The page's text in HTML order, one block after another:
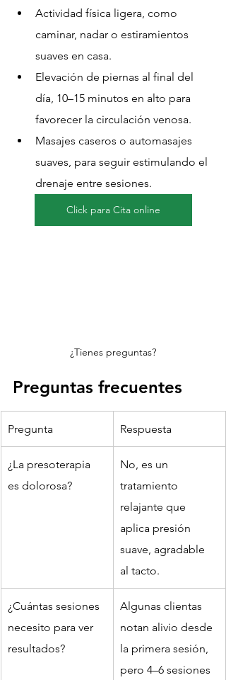
Actividad física ligera, como
caminar, nadar o estiramientos
suaves en casa.
Elevación de piernas al final del
día, 10–15 minutos en alto para
favorecer la circulación venosa.
Masajes caseros o automasajes
suaves, para seguir estimulando el
drenaje entre sesiones.
Click para Cita online
¿Tienes preguntas?
Preguntas frecuentes
Pregunta Respuesta
¿La presoterapia
es dolorosa?
No, es un
tratamiento
relajante que
aplica presión
suave, agradable
al tacto.
¿Cuántas sesiones
necesito para ver
resultados?
Algunas clientas
notan alivio desde
la primera sesión,
pero 4–6 sesiones